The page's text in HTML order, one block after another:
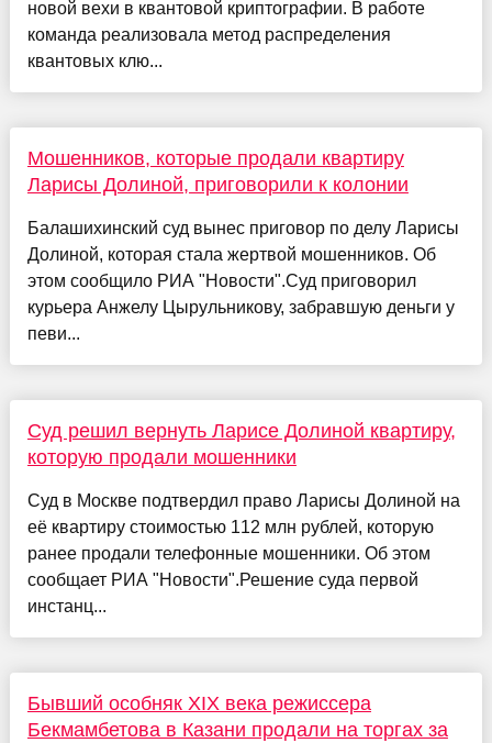
новой вехи в квантовой криптографии. В работе
команда реализовала метод распределения
квантовых клю...
Мошенников, которые продали квартиру
Ларисы Долиной, приговорили к колонии
Балашихинский суд вынес приговор по делу Ларисы
Долиной, которая стала жертвой мошенников. Об
этом сообщило РИА "Новости".Суд приговорил
курьера Анжелу Цырульникову, забравшую деньги у
певи...
Суд решил вернуть Ларисе Долиной квартиру,
которую продали мошенники
Суд в Москве подтвердил право Ларисы Долиной на
её квартиру стоимостью 112 млн рублей, которую
ранее продали телефонные мошенники. Об этом
сообщает РИА "Новости".Решение суда первой
инстанц...
Бывший особняк XIX века режиссера
Бекмамбетова в Казани продали на торгах за